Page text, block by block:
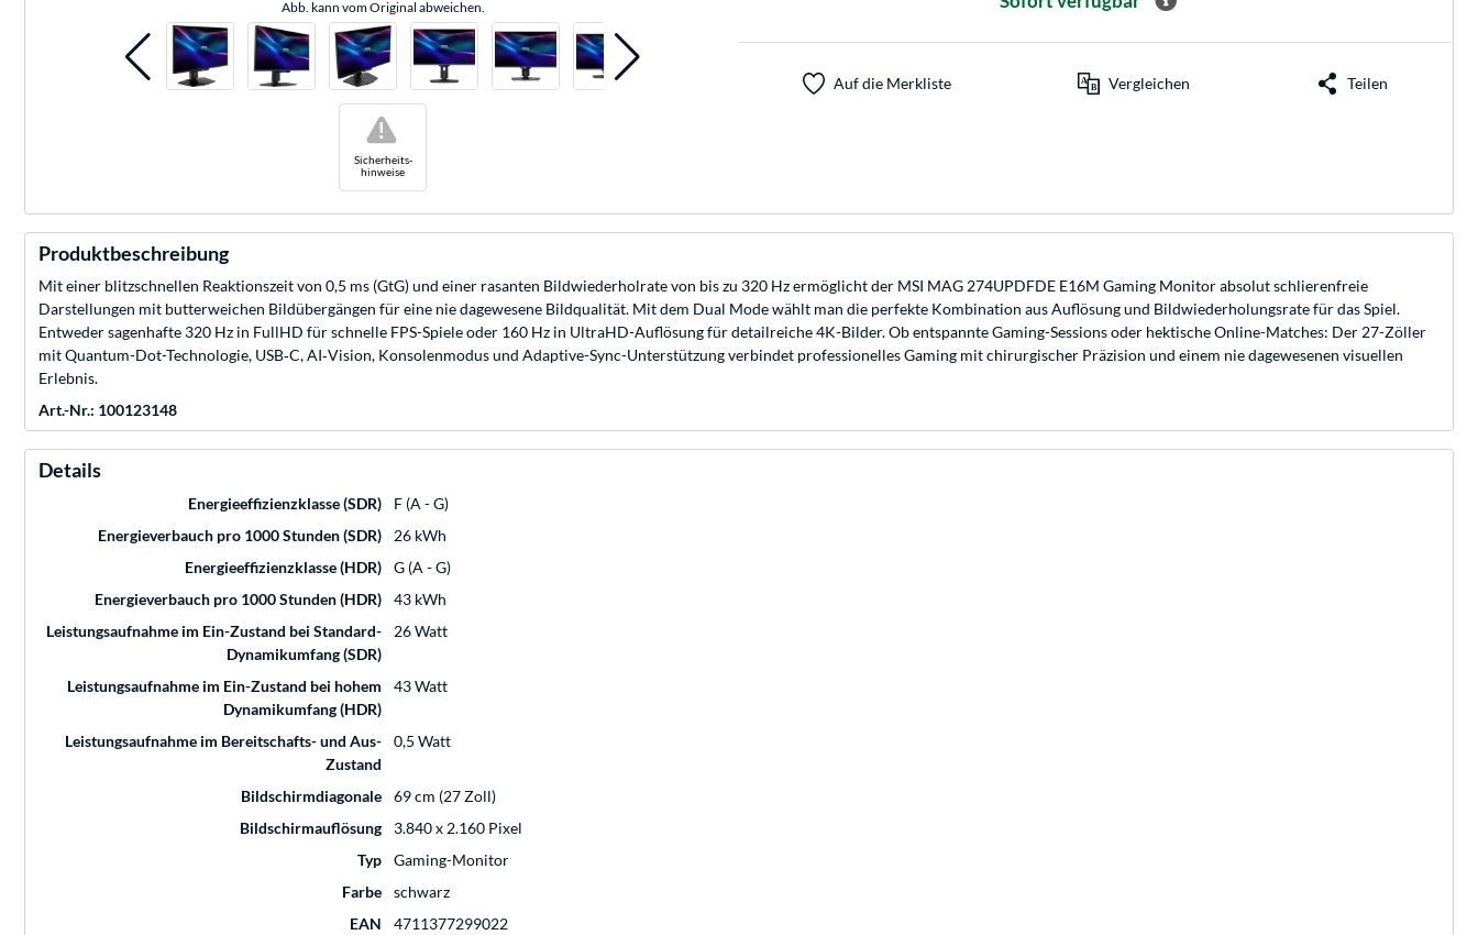
Abb. kann vom Original abweichen.
Sicherheits-
hinweise
!
Auf die Merkliste Vergleichen Teilen
Produktbeschreibung
Mit einer blitzschnellen Reaktionszeit von 0,5 ms (GtG) und einer rasanten Bildwiederholrate von bis zu 320 Hz ermöglicht der MSI MAG 274UPDFDE E16M Gaming Monitor absolut schlierenfreie
Darstellungen mit butterweichen Bildübergängen für eine nie dagewesene Bildqualität. Mit dem Dual Mode wählt man die perfekte Kombination aus Auflösung und Bildwiederholungsrate für das Spiel.
Entweder sagenhafte 320 Hz in FullHD für schnelle FPS-Spiele oder 160 Hz in UltraHD-Auflösung für detailreiche 4K-Bilder. Ob entspannte Gaming-Sessions oder hektische Online-Matches: Der 27-Zöller
mit Quantum-Dot-Technologie, USB‑C, AI‑Vision, Konsolenmodus und Adaptive-Sync-Unterstützung verbindet professionelles Gaming mit chirurgischer Präzision und einem nie dagewesenen visuellen
Erlebnis.
Art.-Nr.: 100123148
Details
Energieeffizienzklasse (SDR)
F (A - G)
Energieverbauch pro 1000 Stunden (SDR)
26 kWh
Energieeffizienzklasse (HDR)
G (A - G)
Energieverbauch pro 1000 Stunden (HDR)
43 kWh
Leistungsaufnahme im Ein-Zustand bei Standard-
Dynamikumfang (SDR)
26 Watt
Leistungsaufnahme im Ein-Zustand bei hohem
Dynamikumfang (HDR)
43 Watt
Leistungsaufnahme im Bereitschafts- und Aus-
Zustand
0,5 Watt
Bildschirmdiagonale
69 cm (27 Zoll)
Bildschirmauflösung
3.840 x 2.160 Pixel
Typ
Gaming-Monitor
Farbe
schwarz
EAN
4711377299022